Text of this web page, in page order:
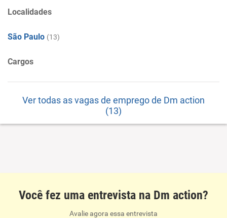
Localidades
São Paulo (13)
Cargos
Ver todas as vagas de emprego de Dm action
(13)
Você fez uma entrevista na Dm action?
Avalie agora essa entrevista